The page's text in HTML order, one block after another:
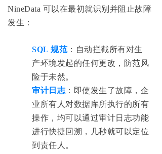
NineData 可以在最初就识别并阻止故障
发生：
SQL 规范：自动拦截所有对生
产环境发起的任何更改，防范风
险于未然。
审计日志 ：即使发生了故障，企
业所有人对数据库所执行的所有
操作，均可以通过审计日志功能
进行快捷回溯，几秒就可以定位
到责任人。